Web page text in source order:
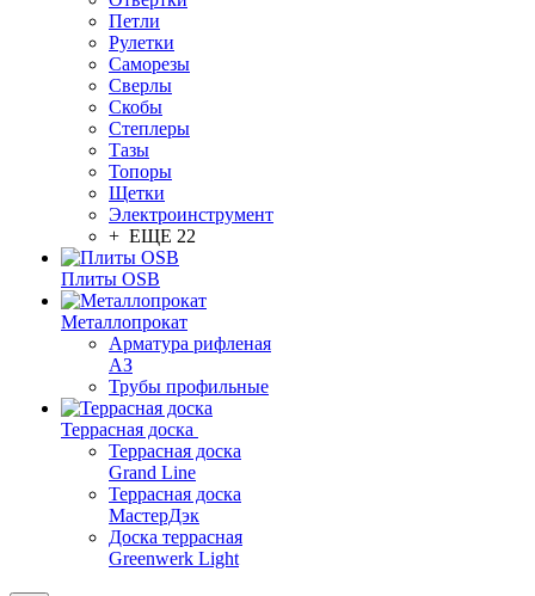
Петли
Рулетки
Саморезы
Сверлы
Скобы
Степлеры
Тазы
Топоры
Щетки
Электроинструмент
+ ЕЩЕ 22
Плиты OSB
Металлопрокат
Арматура рифленая
АЗ
Трубы профильные
Террасная доска
Террасная доска
Grand Line
Террасная доска
МастерДэк
Доска террасная
Greenwerk Light